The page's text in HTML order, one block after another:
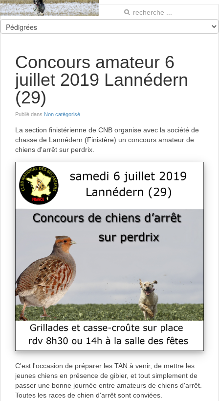
Concours amateur 6
juillet 2019 Lannédern
(29)
Publié dans Non catégorisé
La section finistérienne de CNB organise avec la société de
chasse de Lannédern (Finistère) un concours amateur de
chiens d'arrêt sur perdrix.
C'est l'occasion de préparer les TAN à venir, de mettre les
jeunes chiens en présence de gibier, et tout simplement de
passer une bonne journée entre amateurs de chiens d'arrêt.
Toutes les races de chien d'arrêt sont conviées.